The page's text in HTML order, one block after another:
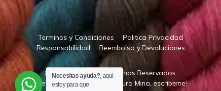
Terminos y Condiciones
Politica Privacidad
Responsabilidad
Reembolso y Devoluciones
Copyright © 2023. Derechos Reservados.
Creado / Diseñado por:
Arturo Mina, escríbeme!
Necesitas ayuda?, aquí
estoy para que